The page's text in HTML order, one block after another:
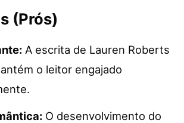
(Prós)
A escrita de Lauren Roberts
o leitor engajado
O desenvolvimento do